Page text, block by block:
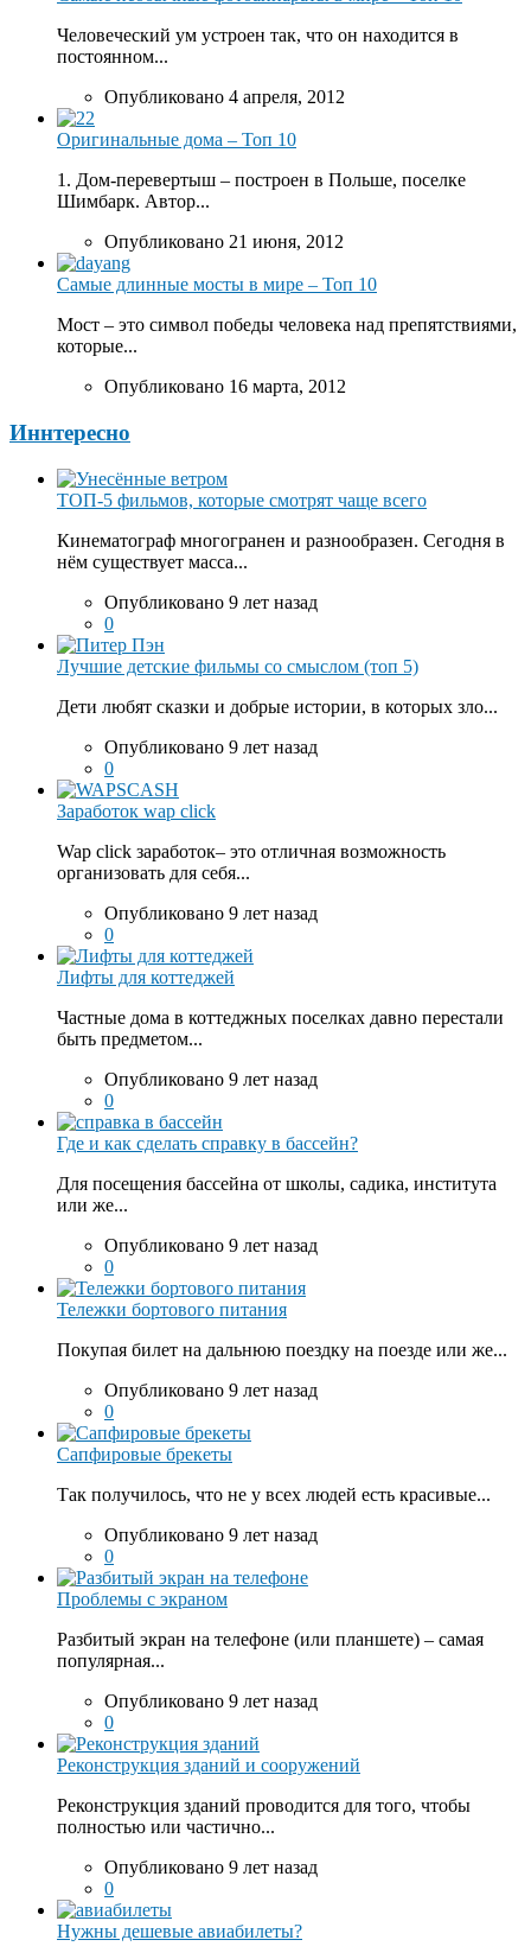
Человеческий ум устроен так, что он находится в
постоянном...
Опубликовано 4 апреля, 2012
Оригинальные дома – Топ 10
1. Дом-перевертыш – построен в Польше, поселке
Шимбарк. Автор...
Опубликовано 21 июня, 2012
Самые длинные мосты в мире – Топ 10
Мост – это символ победы человека над препятствиями,
которые...
Опубликовано 16 марта, 2012
Иннтересно
ТОП-5 фильмов, которые смотрят чаще всего
Кинематограф многогранен и разнообразен. Сегодня в
нём существует масса...
Опубликовано 9 лет назад
0
Лучшие детские фильмы со смыслом (топ 5)
Дети любят сказки и добрые истории, в которых зло...
Опубликовано 9 лет назад
0
Заработок wap click
Wap click заработок– это отличная возможность
организовать для себя...
Опубликовано 9 лет назад
0
Лифты для коттеджей
Частные дома в коттеджных поселках давно перестали
быть предметом...
Опубликовано 9 лет назад
0
Где и как сделать справку в бассейн?
Для посещения бассейна от школы, садика, института
или же...
Опубликовано 9 лет назад
0
Тележки бортового питания
Покупая билет на дальнюю поездку на поезде или же...
Опубликовано 9 лет назад
0
Сапфировые брекеты
Так получилось, что не у всех людей есть красивые...
Опубликовано 9 лет назад
0
Проблемы с экраном
Разбитый экран на телефоне (или планшете) – самая
популярная...
Опубликовано 9 лет назад
0
Реконструкция зданий и сооружений
Реконструкция зданий проводится для того, чтобы
полностью или частично...
Опубликовано 9 лет назад
0
Нужны дешевые авиабилеты?